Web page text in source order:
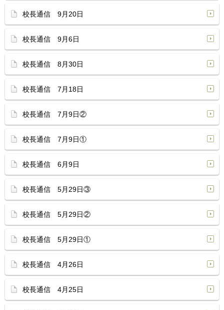
校長通信 9月20日
校長通信 9月6日
校長通信 8月30日
校長通信 7月18日
校長通信 7月9日②
校長通信 7月9日①
校長通信 6月9日
校長通信 5月29日③
校長通信 5月29日②
校長通信 5月29日①
校長通信 4月26日
校長通信 4月25日